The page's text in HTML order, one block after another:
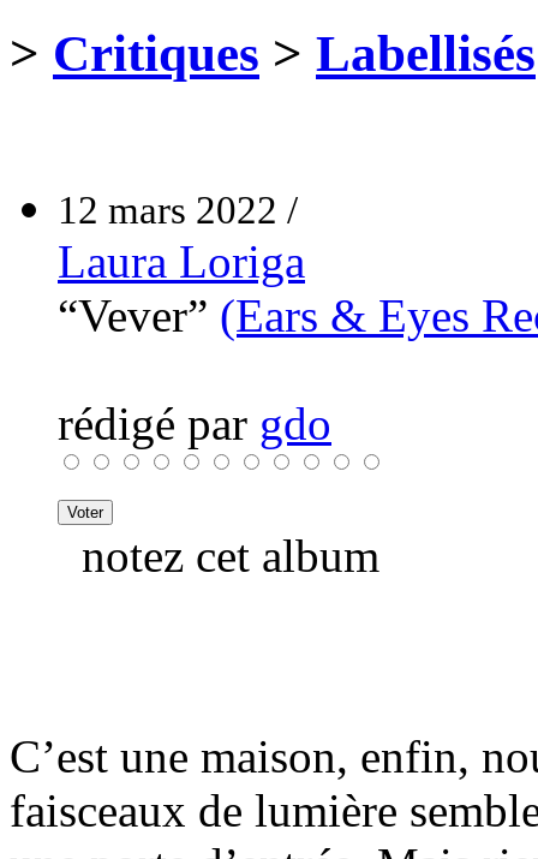
> Critiques > Labellisés
12 mars 2022 /
Laura Loriga
“Vever” (Ears & Eyes
rédigé par gdo
notez cet album
C’est une maison, enfin,
faisceaux de lumière